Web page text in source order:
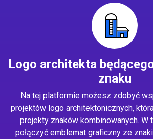
Logo architekta
znaku
Na tej platformie możesz zdobyć
projektów logo architektonicznych,
projekty znaków kombinowanych. W
połączyć emblemat graficzny ze